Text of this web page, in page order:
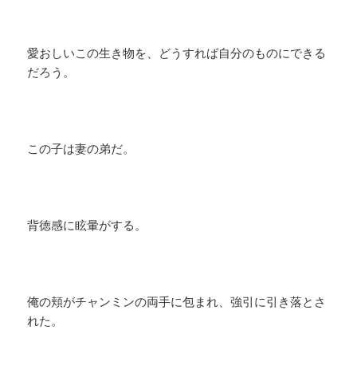
愛おしいこの生き物を、どうすれば自分のものにできる
だろう。
この子は妻の弟だ。
背徳感に眩暈がする。
俺の頬がチャンミンの両手に包まれ、強引に引き落とさ
れた。